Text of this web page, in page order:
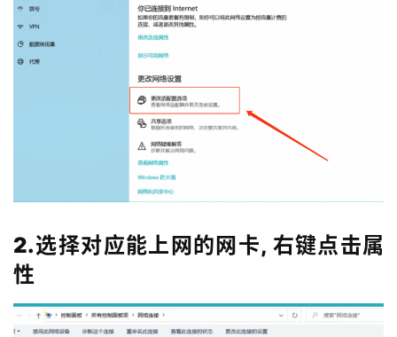
2.选择对应能上网的网卡, 右键点击属
性